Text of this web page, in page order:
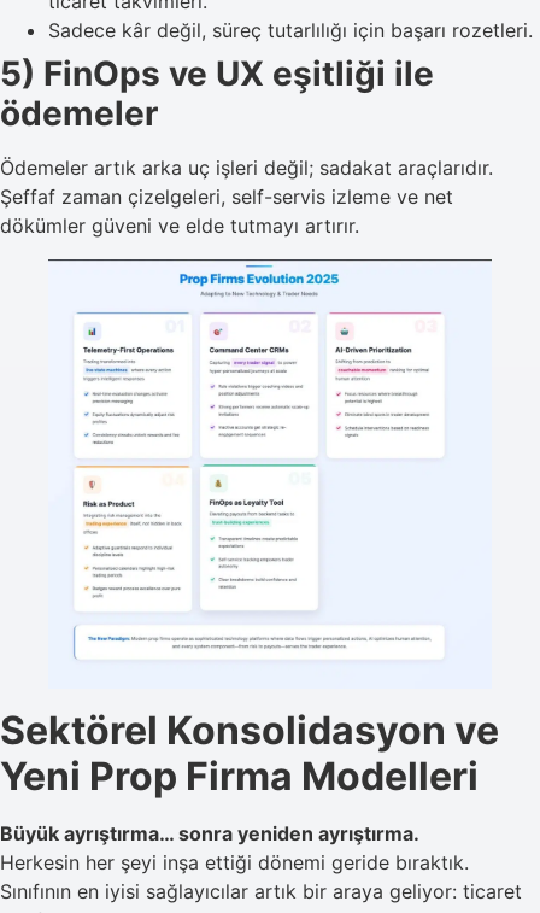
Sadece kâr değil, süreç tutarlılığı için başarı rozetleri.
5) FinOps ve UX eşitliği ile
ödemeler
Ödemeler artık arka uç işleri değil; sadakat araçlarıdır.
Şeffaf zaman çizelgeleri, self-servis izleme ve net
dökümler güveni ve elde tutmayı artırır.
Sektörel Konsolidasyon ve
Yeni Prop Firma Modelleri
Büyük ayrıştırma… sonra yeniden ayrıştırma.
Herkesin her şeyi inşa ettiği dönemi geride bıraktık.
Sınıfının en iyisi sağlayıcılar artık bir araya geliyor: ticaret